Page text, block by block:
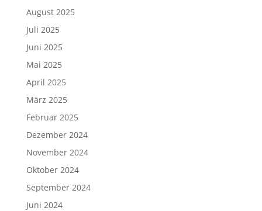
August 2025
Juli 2025
Juni 2025
Mai 2025
April 2025
März 2025
Februar 2025
Dezember 2024
November 2024
Oktober 2024
September 2024
Juni 2024